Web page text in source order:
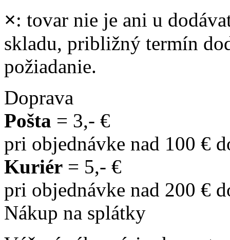
×: tovar nie je ani u
skladu, približný termín
požiadanie.
Doprava
Pošta = 3,- €
pri objednávke nad 100 €
Kuriér = 5,- €
pri objednávke nad 200 €
Nákup na splátky